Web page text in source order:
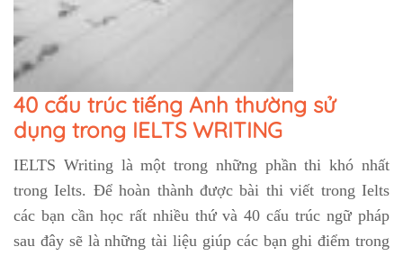
40 cấu trúc tiếng Anh thường sử
dụng trong IELTS WRITING
IELTS Writing là một trong những phần thi khó nhất
trong Ielts. Để hoàn thành được bài thi viết trong Ielts
các bạn cần học rất nhiều thứ và 40 cấu trúc ngữ pháp
sau đây sẽ là những tài liệu giúp các bạn ghi điểm trong